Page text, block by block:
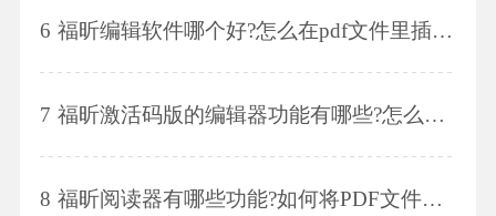
6 福昕编辑软件哪个好?怎么在pdf文件里插入图片?
7 福昕激活码版的编辑器功能有哪些?怎么删除pdf文件其中一页?
8 福昕阅读器有哪些功能?如何将PDF文件转换为PPT文件?